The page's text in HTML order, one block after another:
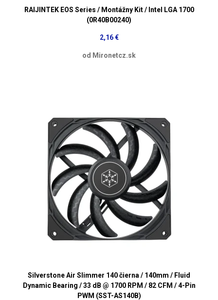
RAIJINTEK EOS Series / Montážny Kit / Intel LGA 1700
(0R40B00240)
2,16 €
od Mironetcz.sk
Silverstone Air Slimmer 140 čierna / 140mm / Fluid
Dynamic Bearing / 33 dB @ 1700 RPM / 82 CFM / 4-Pin
PWM (SST-AS140B)